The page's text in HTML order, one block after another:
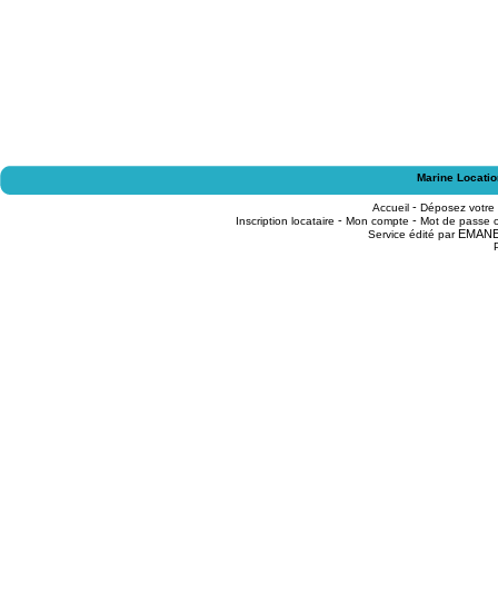
Marine
Accueil - Déposez
Inscription locataire - Mon compte - Mot de passe
Service édité par